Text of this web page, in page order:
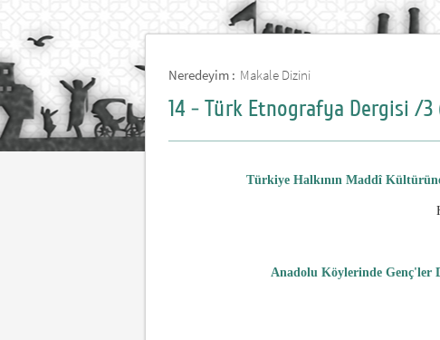
Neredeyim : Makale Dizini
14 - Türk Etnografya Dergisi /3
Türkiye Halkının Maddî
Anadolu Köylerinde Genç'ler